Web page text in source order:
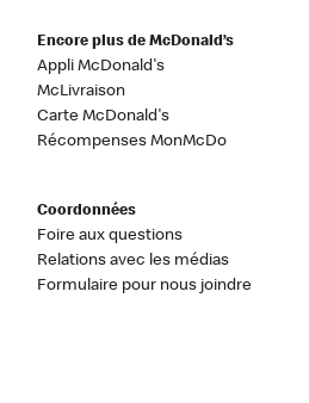
Encore plus de McDonald’s
Appli McDonald's
McLivraison
Carte McDonald's
Récompenses MonMcDo
Coordonnées
Foire aux questions
Relations avec les médias
Formulaire pour nous joindre